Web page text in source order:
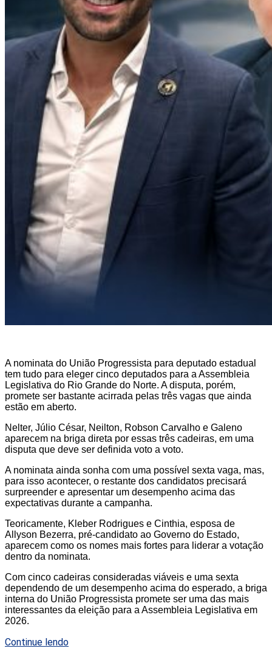
A nominata do União Progressista para deputado estadual
tem tudo para eleger cinco deputados para a Assembleia
Legislativa do Rio Grande do Norte. A disputa, porém,
promete ser bastante acirrada pelas três vagas que ainda
estão em aberto.
Nelter, Júlio César, Neilton, Robson Carvalho e Galeno
aparecem na briga direta por essas três cadeiras, em uma
disputa que deve ser definida voto a voto.
A nominata ainda sonha com uma possível sexta vaga, mas,
para isso acontecer, o restante dos candidatos precisará
surpreender e apresentar um desempenho acima das
expectativas durante a campanha.
Teoricamente, Kleber Rodrigues e Cinthia, esposa de
Allyson Bezerra, pré-candidato ao Governo do Estado,
aparecem como os nomes mais fortes para liderar a votação
dentro da nominata.
Com cinco cadeiras consideradas viáveis e uma sexta
dependendo de um desempenho acima do esperado, a briga
interna do União Progressista promete ser uma das mais
interessantes da eleição para a Assembleia Legislativa em
2026.
Continue lendo